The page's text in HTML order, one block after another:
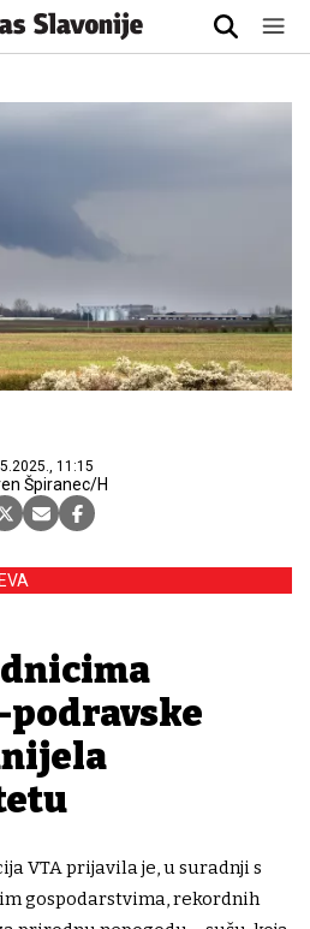
11:15
Špiranec/H
VTA prijavila je, u suradnji s
gospodarstvima, rekordnih